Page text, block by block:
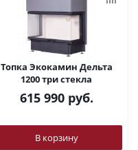
Топка Экокамин Дельта
1200 три стекла
615 990руб.
В корзину